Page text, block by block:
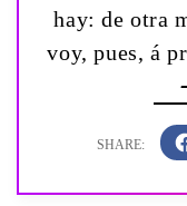
hay: de otra
voy, pues, á